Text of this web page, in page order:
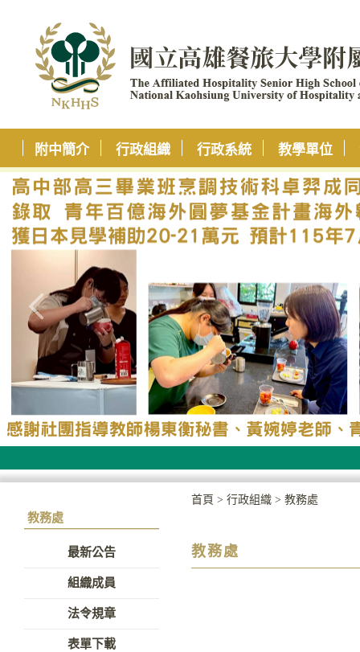
附中簡介 行政組織 行政系統 教學單位
教務處
最新公告
組織成員
法令規章
表單下載
首頁 > 行政組織 > 教務處
教務處